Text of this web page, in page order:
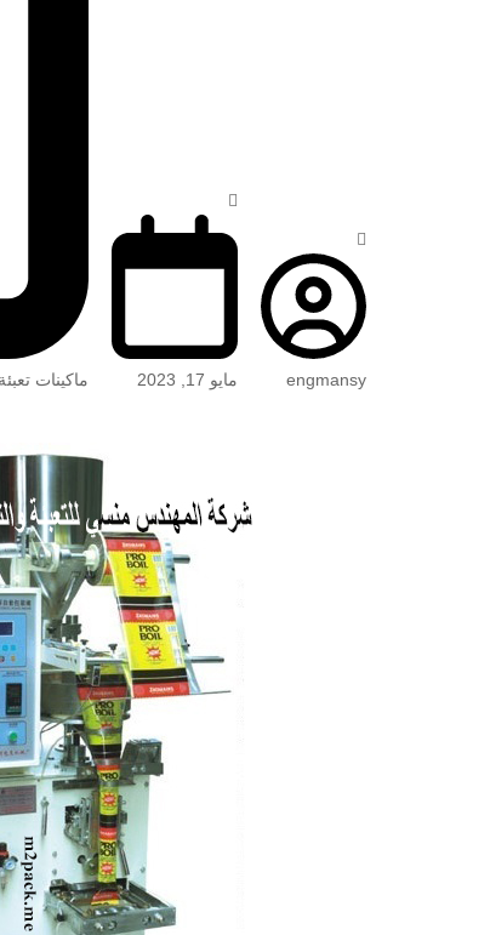
engmansy مايو 17, 2023 ماكينات